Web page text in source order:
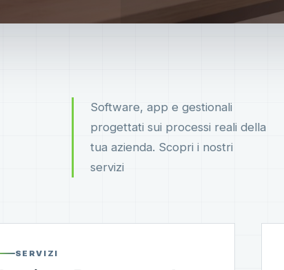
Software, app e gestionali
progettati sui processi reali della
tua azienda. Scopri i nostri
servizi
SERVIZI